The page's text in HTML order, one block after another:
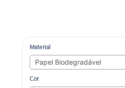
Material
Cor